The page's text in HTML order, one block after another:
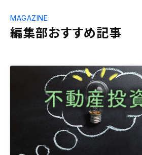
編集部おすすめ記事
MAGAZINE